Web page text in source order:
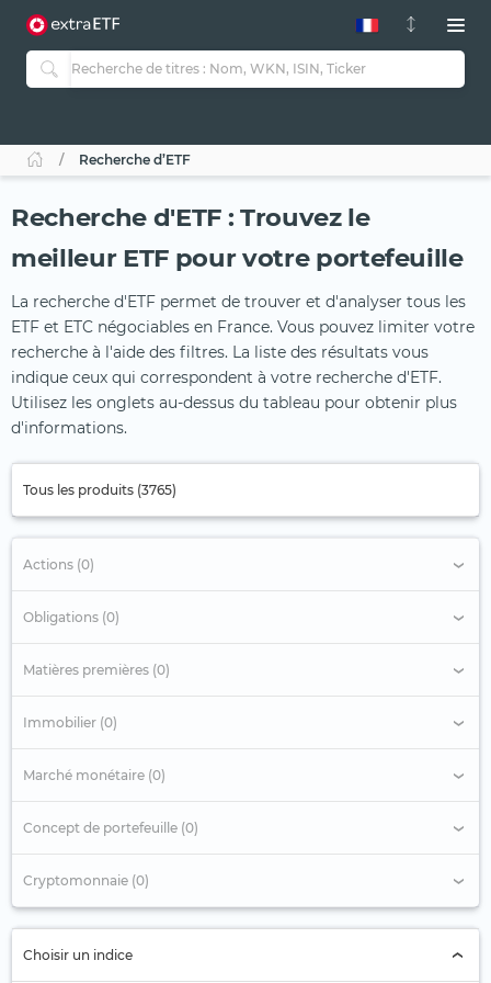
Recherche d’ETF
Recherche d'ETF : Trouvez le
meilleur ETF pour votre portefeuille
La recherche d'ETF permet de trouver et d'analyser tous les
ETF et ETC négociables en France. Vous pouvez limiter votre
recherche à l'aide des filtres. La liste des résultats vous
indique ceux qui correspondent à votre recherche d'ETF.
Utilisez les onglets au-dessus du tableau pour obtenir plus
d'informations.
Tous les produits (3765)
Actions (0)
Obligations (0)
Matières premières (0)
Immobilier (0)
Marché monétaire (0)
Concept de portefeuille (0)
Cryptomonnaie (0)
Choisir un indice